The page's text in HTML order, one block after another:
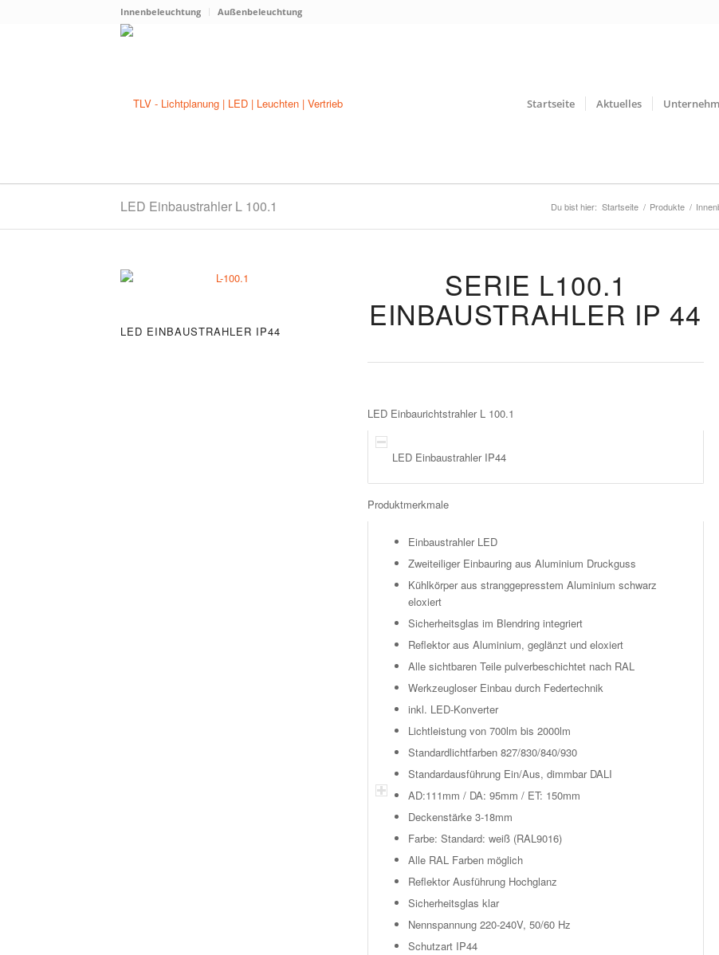
Innenbeleuchtung Außenbeleuchtung
Startseite Aktuelles
LED Einbaustrahler L 100.1 Du bist hier: Startseite / Produkte /
LED EINBAUSTRAHLER IP44
SERIE L100.1
EINBAUSTRAHLER IP 44
LED Einbaurichtstrahler L 100.1
LED Einbaustrahler IP44
Produktmerkmale
Einbaustrahler LED
Zweiteiliger Einbauring aus Aluminium Druckguss
Kühlkörper aus stranggepresstem Aluminium schwarz
eloxiert
Sicherheitsglas im Blendring integriert
Reflektor aus Aluminium, geglänzt und eloxiert
Alle sichtbaren Teile pulverbeschichtet nach RAL
Werkzeugloser Einbau durch Federtechnik
inkl. LED-Konverter
Lichtleistung von 700lm bis 2000lm
Standardlichtfarben 827/830/840/930
Standardausführung Ein/Aus, dimmbar DALI
AD:111mm / DA: 95mm / ET: 150mm
Deckenstärke 3-18mm
Farbe: Standard: weiß (RAL9016)
Alle RAL Farben möglich
Reflektor Ausführung Hochglanz
Sicherheitsglas klar
Nennspannung 220-240V, 50/60 Hz
Schutzart IP44